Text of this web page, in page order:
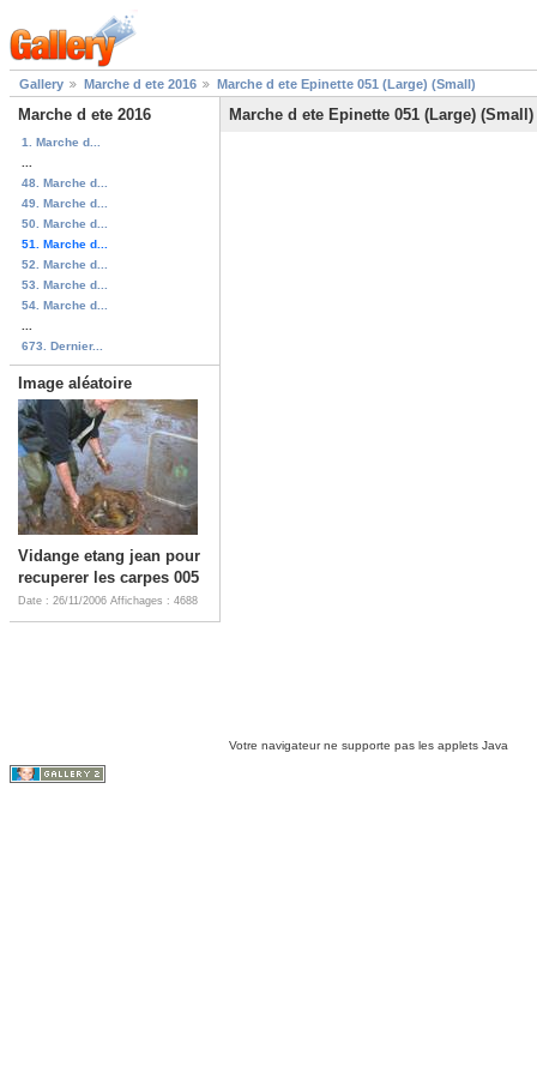
Gallery Marche d ete 2016 Marche d ete Epinette 051 (Large) (Small)
Marche d ete 2016
1. Marche d...
48. Marche d...
49. Marche d...
50. Marche d...
51. Marche d...
52. Marche d...
53. Marche d...
54. Marche d...
673. Dernier...
Image aléatoire
Vidange etang jean pour
recuperer les carpes 005
Date : 26/11/2006 Affichages : 4688
Marche d ete Epinette 051 (Large) (Small)
Votre navigateur ne supporte pas les applets Java